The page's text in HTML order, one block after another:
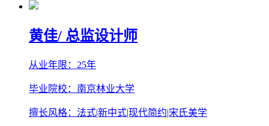
黄佳/ 总监设计师
从业年限：25年
毕业院校：南京林业大学
擅长风格：法式|新中式|现代简约|宋氏美学